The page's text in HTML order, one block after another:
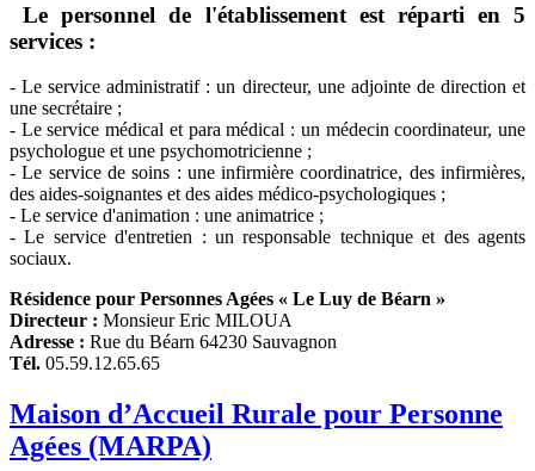
Le personnel de l'établissement est réparti en 5
services :
- Le service administratif : un directeur, une adjointe de direction et
une secrétaire ;
- Le service médical et para médical : un médecin coordinateur, une
psychologue et une psychomotricienne ;
- Le service de soins : une infirmière coordinatrice, des infirmières,
des aides-soignantes et des aides médico-psychologiques ;
- Le service d'animation : une animatrice ;
- Le service d'entretien : un responsable technique et des agents
sociaux.
Résidence pour Personnes Agées « Le Luy de Béarn »
Directeur : Monsieur Eric MILOUA
Adresse : Rue du Béarn 64230 Sauvagnon
Tél. 05.59.12.65.65
Maison d’Accueil Rurale pour Personne
Agées (MARPA)